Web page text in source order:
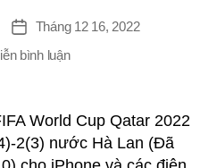
Ngay
gưỉ
Tháng 12 16, 2022
bình luậnTRÊN
miễn
phí
4K
World Cup Qatar 2022
2(3) nước Hà Lan (Đã